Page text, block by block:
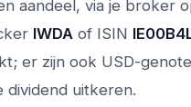
aandeel, via je broker
IWDA of ISIN
er zijn ook USD-
dividend uitkeren.